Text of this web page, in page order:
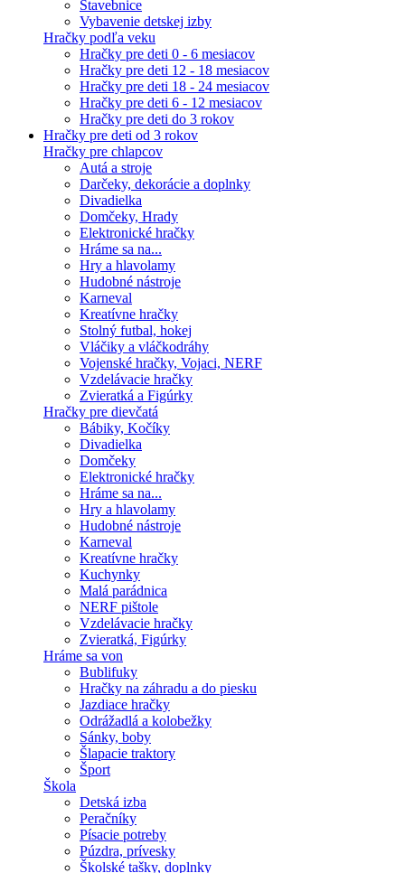
Stavebnice
Vybavenie detskej izby
Hračky podľa veku
Hračky pre deti 0 - 6 mesiacov
Hračky pre deti 12 - 18 mesiacov
Hračky pre deti 18 - 24 mesiacov
Hračky pre deti 6 - 12 mesiacov
Hračky pre deti do 3 rokov
Hračky pre deti od 3 rokov
Hračky pre chlapcov
Autá a stroje
Darčeky, dekorácie a doplnky
Divadielka
Domčeky, Hrady
Elektronické hračky
Hráme sa na...
Hry a hlavolamy
Hudobné nástroje
Karneval
Kreatívne hračky
Stolný futbal, hokej
Vláčiky a vláčkodráhy
Vojenské hračky, Vojaci, NERF
Vzdelávacie hračky
Zvieratká a Figúrky
Hračky pre dievčatá
Bábiky, Kočíky
Divadielka
Domčeky
Elektronické hračky
Hráme sa na...
Hry a hlavolamy
Hudobné nástroje
Karneval
Kreatívne hračky
Kuchynky
Malá parádnica
NERF pištole
Vzdelávacie hračky
Zvieratká, Figúrky
Hráme sa von
Bublifuky
Hračky na záhradu a do piesku
Jazdiace hračky
Odrážadlá a kolobežky
Sánky, boby
Šlapacie traktory
Šport
Škola
Detská izba
Peračníky
Písacie potreby
Púzdra, prívesky
Školské tašky, doplnky